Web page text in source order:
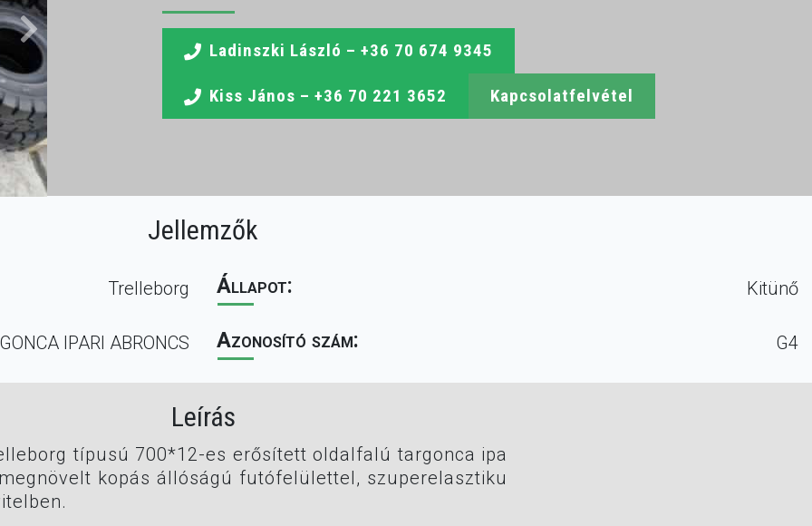
Ladinszki László – +36 70 674 9345
Kiss János – +36 70 221 3652 Kapcsolatfelvétel
Jellemzők
Trelleborg
IPARI ABRONCS
Állapot: Kitünő
Azonosító szám: G4
Leírás
típusú 700*12-es erősített oldalfalú targonca ipa
kopás állóságú futófelülettel, szuperelasztiku